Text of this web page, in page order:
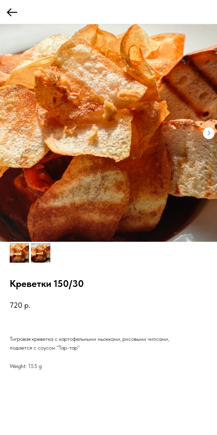
Креветки 150/30
720 р.
Тигровая креветка с картофельными ньокками, рисовыми чипсами,
подается с соусом "Тар-тар"
Weight: 155 g